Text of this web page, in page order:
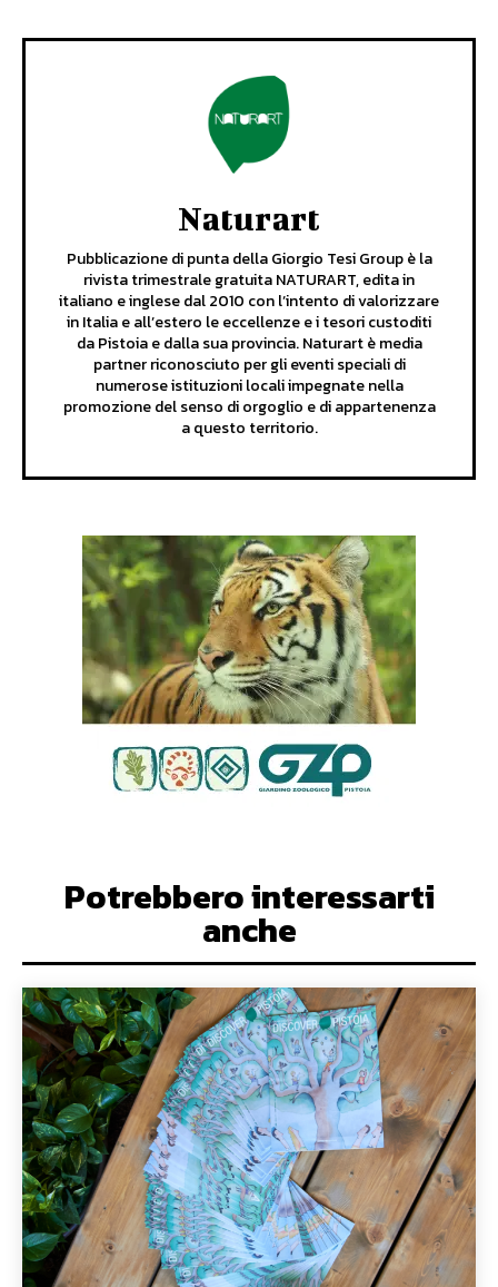
Naturart
Pubblicazione di punta della Giorgio Tesi Group è la
rivista trimestrale gratuita NATURART, edita in
italiano e inglese dal 2010 con l’intento di valorizzare
in Italia e all’estero le eccellenze e i tesori custoditi
da Pistoia e dalla sua provincia. Naturart è media
partner riconosciuto per gli eventi speciali di
numerose istituzioni locali impegnate nella
promozione del senso di orgoglio e di appartenenza
a questo territorio.
Potrebbero interessarti
anche